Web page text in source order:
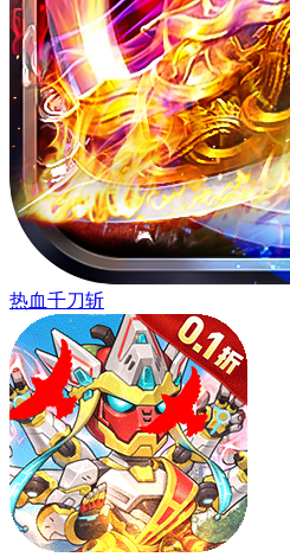
热血千刀斩